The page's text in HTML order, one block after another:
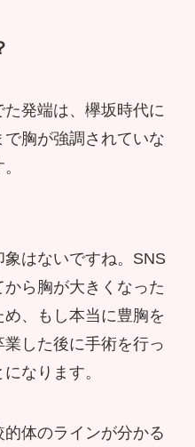
発端は、欅坂時代に
胸が強調されていな
はないですね。SNS
ら胸が大きくなった
、もし本当に豊胸を
した後に手術を行っ
なります。
体のラインが分かる